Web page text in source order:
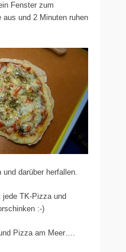
Fenster zum
aus und 2 Minuten ruhen
und darüber herfallen.
TK-Pizza und
:-)
Pizza am Meer….